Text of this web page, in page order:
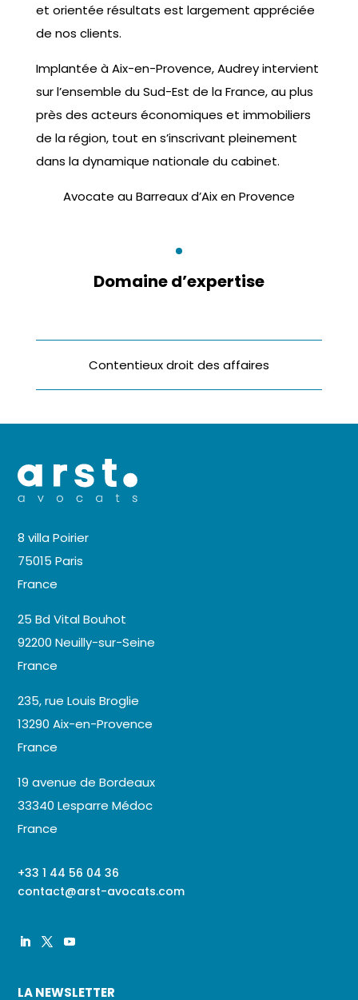
et orientée résultats est largement appréciée
de nos clients.
Implantée à Aix-en-Provence, Audrey intervient
sur l’ensemble du Sud-Est de la France, au plus
près des acteurs économiques et immobiliers
de la région, tout en s’inscrivant pleinement
dans la dynamique nationale du cabinet.
Avocate au Barreaux d’Aix en Provence
Domaine d’expertise
Contentieux droit des affaires
8 villa Poirier
75015 Paris
France
25 Bd Vital Bouhot
92200 Neuilly-sur-Seine
France
235, rue Louis Broglie
13290 Aix-en-Provence
France
19 avenue de Bordeaux
33340 Lesparre Médoc
France
+33 1 44 56 04 36
contact@arst-avocats.com
LA NEWSLETTER